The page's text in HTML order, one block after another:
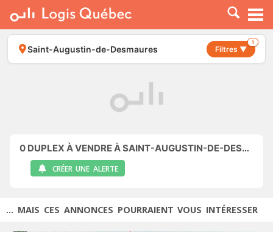
À LOUER
À VENDRE
PLACER UNE ANNONCE
Saint-Augustin-de-Desmaures Filtres ▼
1
0 DUPLEX À VENDRE À SAINT-AUGUSTIN-DE-DESMAURES
CRÉER UNE ALERTE
... MAIS CES ANNONCES POURRAIENT VOUS INTÉRESSER